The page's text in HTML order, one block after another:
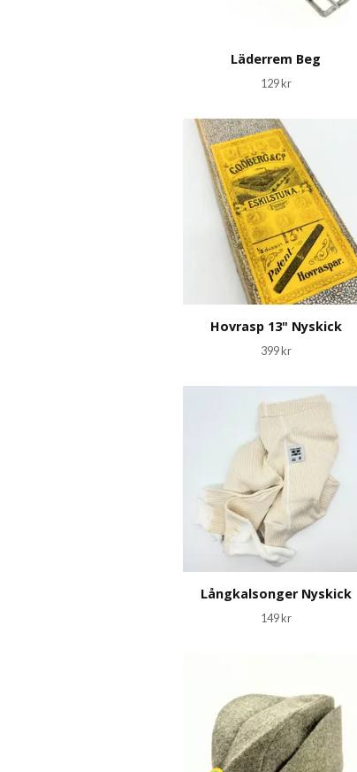
Läderrem Beg
129 kr
Hovrasp 13" Nyskick
399 kr
Långkalsonger Nyskick
149 kr